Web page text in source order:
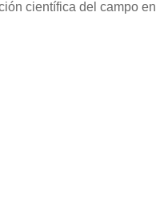
científica del campo en